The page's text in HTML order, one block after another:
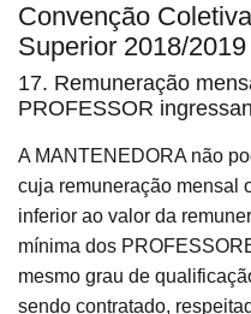
Convenção
Superior 2018/2019
17. Remuneração
PROFESSOR
A MANTENEDORA não
cuja remuneração mensal
inferior ao valor da
mínima dos
mesmo grau de
sendo contratado,